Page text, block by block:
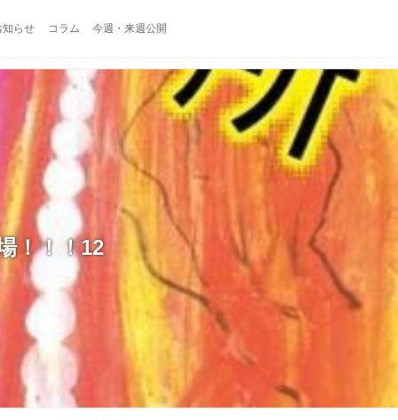
知らせ コラム 今週・来週公開
！！！12